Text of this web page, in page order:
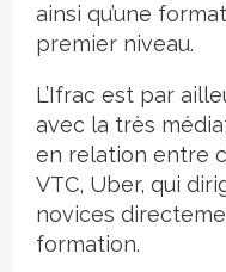
ainsi qu’une
premier niveau.
L’Ifrac est par
avec la très
en relation entre
VTC, Uber, qui
novices
formation.